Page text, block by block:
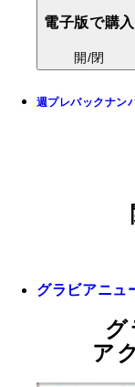
電子版で購入
開/閉
週プレバックナン
グラビアニュ
ア